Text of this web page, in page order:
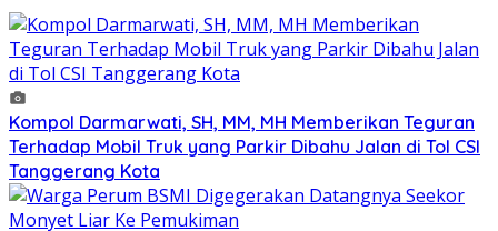
Kompol Darmarwati, SH, MM, MH Memberikan Teguran
Terhadap Mobil Truk yang Parkir Dibahu Jalan di Tol CSI
Tanggerang Kota